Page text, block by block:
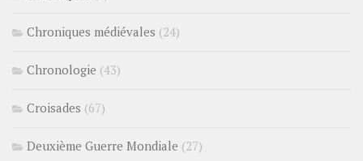
Chroniques médiévales (24)
Chronologie (43)
Croisades (67)
Deuxième Guerre Mondiale (27)